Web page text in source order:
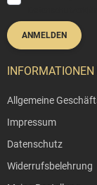
ANMELDEN
INFORMATIONEN
Allgemeine
Impressum
Datenschutz
Widerrufsbelehrung